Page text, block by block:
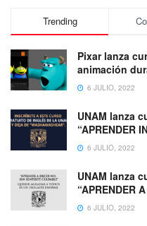
Trending
Pixar lanza
animación
6 JULIO, 2022
UNAM lanza
“APRENDER
6 JULIO, 2022
UNAM lanza
“APRENDER
6 JULIO, 2022